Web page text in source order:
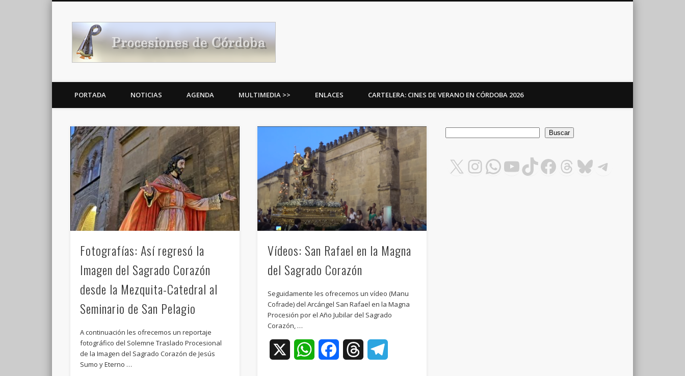
Noticias Cofrades
PORTADA NOTICIAS AGENDA MULTIMEDIA >> ENLACES CARTELERA: CINES DE VERANO EN CÓRDOBA 2026
Fotografías: Así regresó la
Imagen del Sagrado Corazón
desde la Mezquita-Catedral al
Seminario de San Pelagio
A continuación les ofrecemos un reportaje
fotográfico del Solemne Traslado Procesional
de la Imagen del Sagrado Corazón de Jesús
Sumo y Eterno …
Vídeos: San Rafael en la Magna
del Sagrado Corazón
Seguidamente les ofrecemos un vídeo (Manu
Cofrade) del Arcángel San Rafael en la Magna
Procesión por el Año Jubilar del Sagrado
Corazón, …
WhatsAppFacebookThreads
Buscar
X Instagram
WhatsApp
YouTube
TikTok
Facebook
Threads
Bluesky
Telegram